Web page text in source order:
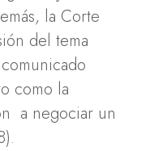
la Corte
del tema
como la
a negociar un